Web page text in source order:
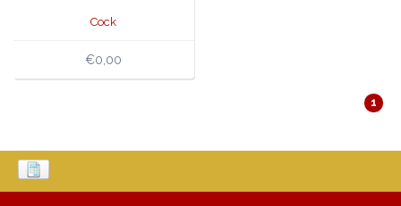
Cock
€0,00
1